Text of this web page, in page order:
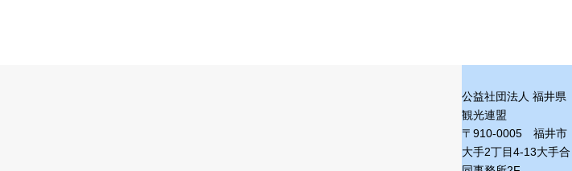
公益社団法人 福井県
観光連盟
〒910-0005 福井市
大手2丁目4-13大手合